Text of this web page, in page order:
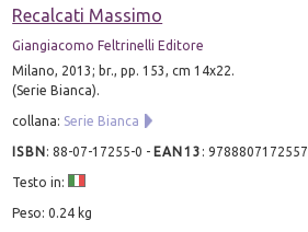
Recalcati Massimo
Giangiacomo Feltrinelli Editore
Milano, 2013; br., pp. 153, cm 14x22.
(Serie Bianca).
collana: Serie Bianca
ISBN:88-07-17255-0 - EAN13 :9788807172557
Testo in:
Peso: 0.24 kg